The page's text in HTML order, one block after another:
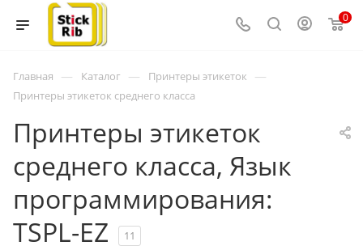
0
Главная — Каталог — Принтеры этикеток —
Принтеры этикеток среднего класса
Принтеры этикеток
среднего класса, Язык
программирования:
TSPL-EZ
11